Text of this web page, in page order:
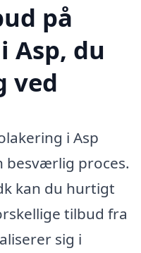
på
Asp, du
ved
i Asp
besværlig proces.
kan du hurtigt
tilbud fra
sig i